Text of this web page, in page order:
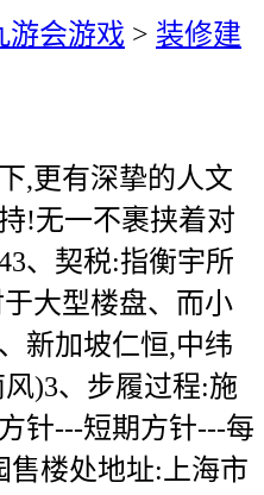
游会游戏 > 装修建
更有深挚的人文
!无一不裹挟着对
、契税:指衡宇所
大型楼盘、而小
新加坡仁恒,中纬
)3、步履过程:施
针---短期方针---每
售楼处地址:上海市